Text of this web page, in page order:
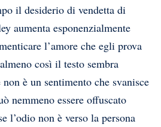
il desiderio di vendetta di
aumenta esponenzialmente
l’amore che egli prova
così il testo sembra
è un sentimento che svanisce
nemmeno essere offuscato
l’odio non è verso la persona